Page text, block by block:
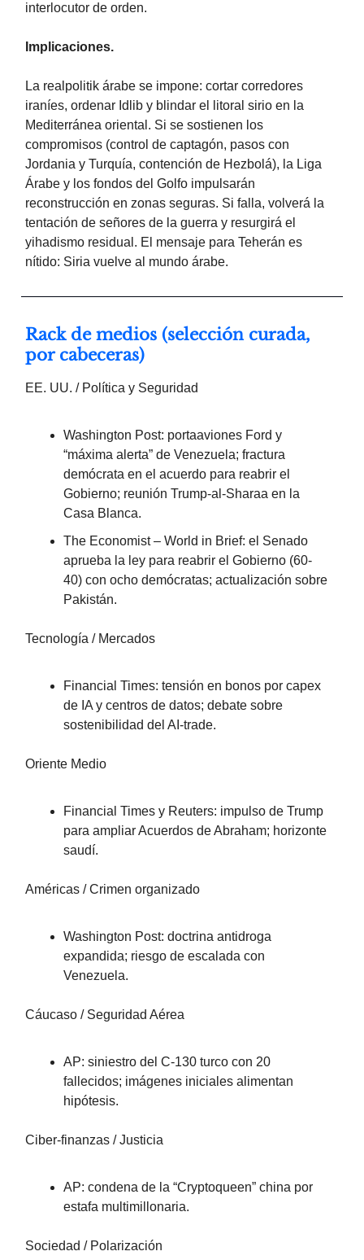
interlocutor de orden.
Implicaciones.
La realpolitik árabe se impone: cortar corredores
iraníes, ordenar Idlib y blindar el litoral sirio en la
Mediterránea oriental. Si se sostienen los
compromisos (control de captagón, pasos con
Jordania y Turquía, contención de Hezbolá), la Liga
Árabe y los fondos del Golfo impulsarán
reconstrucción en zonas seguras. Si falla, volverá la
tentación de señores de la guerra y resurgirá el
yihadismo residual. El mensaje para Teherán es
nítido: Siria vuelve al mundo árabe.
Rack de medios (selección curada,
por cabeceras)
EE. UU. / Política y Seguridad
Washington Post: portaaviones Ford y
“máxima alerta” de Venezuela; fractura
demócrata en el acuerdo para reabrir el
Gobierno; reunión Trump-al-Sharaa en la
Casa Blanca.
The Economist – World in Brief: el Senado
aprueba la ley para reabrir el Gobierno (60-
40) con ocho demócratas; actualización sobre
Pakistán.
Tecnología / Mercados
Financial Times: tensión en bonos por capex
de IA y centros de datos; debate sobre
sostenibilidad del AI-trade.
Oriente Medio
Financial Times y Reuters: impulso de Trump
para ampliar Acuerdos de Abraham; horizonte
saudí.
Américas / Crimen organizado
Washington Post: doctrina antidroga
expandida; riesgo de escalada con
Venezuela.
Cáucaso / Seguridad Aérea
AP: siniestro del C-130 turco con 20
fallecidos; imágenes iniciales alimentan
hipótesis.
Ciber-finanzas / Justicia
AP: condena de la “Cryptoqueen” china por
estafa multimillonaria.
Sociedad / Polarización